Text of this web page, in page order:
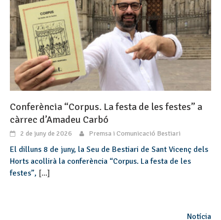
Conferència “Corpus. La festa de les festes” a
càrrec d’Amadeu Carbó
2 de juny de 2026 Premsa i Comunicació Bestiari
El dilluns 8 de juny, la Seu de Bestiari de Sant Vicenç dels
Horts acollirà la conferència “Corpus. La festa de les
festes”, [...]
Notícia